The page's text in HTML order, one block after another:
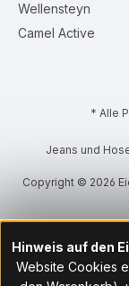
Wellensteyn
Camel Active
* Alle
Jeans und
Copyright © 2026
Hinweis auf den
Website Cookies